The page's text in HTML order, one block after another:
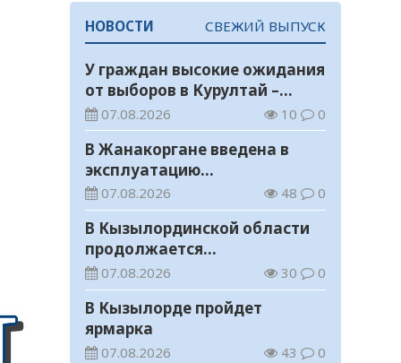
НОВОСТИ СВЕЖИЙ ВЫПУСК
У граждан высокие ожидания
от выборов в Курултай –
опрос общественного мнения
07.08.2026 10 0
В Жанакоргане введена в
эксплуатацию
водораспределительная
станция
07.08.2026 48 0
В Кызылординской области
продолжается
экологическая акция «Таза
Қазақстан»
07.08.2026 30 0
В Кызылорде пройдет
ярмарка
07.08.2026 43 0